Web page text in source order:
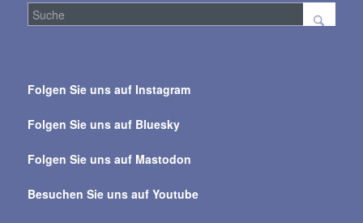
alle
Folgen Sie uns auf Instagram
Folgen Sie uns auf Bluesky
Folgen Sie uns auf Mastodon
Besuchen Sie uns auf Youtube